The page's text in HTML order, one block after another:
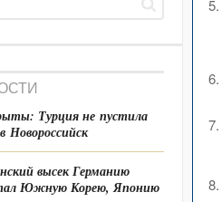
Турция не пустила
Новороссийск
высек Германию
Южную Корею, Японию